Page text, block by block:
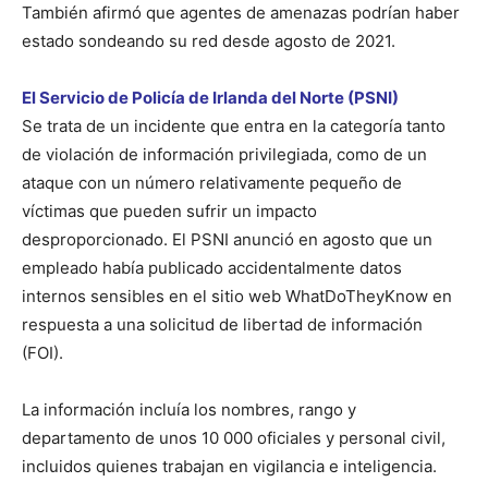
También afirmó que agentes de amenazas podrían haber
estado sondeando su red desde agosto de 2021.
El Servicio de Policía de Irlanda del Norte (PSNI)
Se trata de un incidente que entra en la categoría tanto
de violación de información privilegiada, como de un
ataque con un número relativamente pequeño de
víctimas que pueden sufrir un impacto
desproporcionado. El PSNI anunció en agosto que un
empleado había publicado accidentalmente datos
internos sensibles en el sitio web WhatDoTheyKnow en
respuesta a una solicitud de libertad de información
(FOI).
La información incluía los nombres, rango y
departamento de unos 10 000 oficiales y personal civil,
incluidos quienes trabajan en vigilancia e inteligencia.